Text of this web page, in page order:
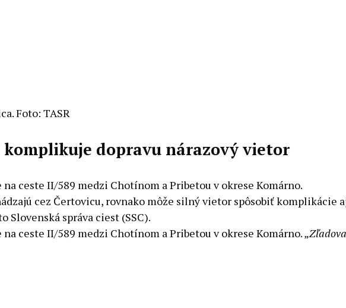
Foto: TASR
dopravu nárazový vietor
ceste II/589 medzi Chotínom a Pribetou v okrese Komárno.
cez Čertovicu, rovnako môže silný vietor spôsobiť komplikácie
Slovenská správa ciest (SSC).
ceste II/589 medzi Chotínom a Pribetou v okrese Komárno. „